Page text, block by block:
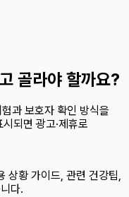
골라야 할까요?
과 보호자 확인 방식을
되면 광고·제휴로
상황 가이드, 관련 건강팁,
다.